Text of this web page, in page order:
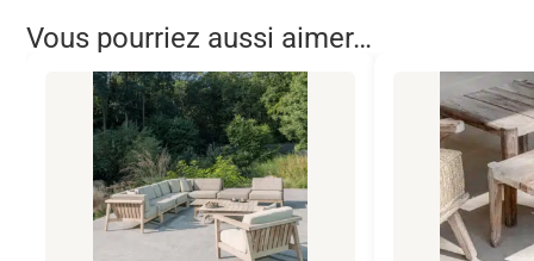
Vous pourriez aussi aimer…